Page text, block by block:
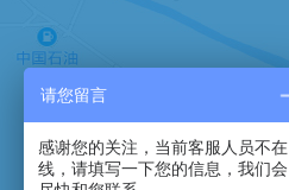
手机：13901575230
请您留言
感谢您的关注，当前客服人员不在
线，请填写一下您的信息，我们会